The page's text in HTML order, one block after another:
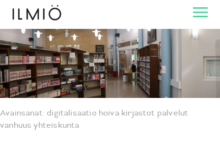
Avainsanat: digitalisaatio hoiva kirjastot palvelut
vanhuus yhteiskunta